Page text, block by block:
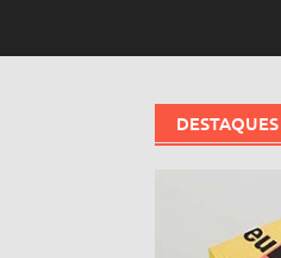
DESTAQUES